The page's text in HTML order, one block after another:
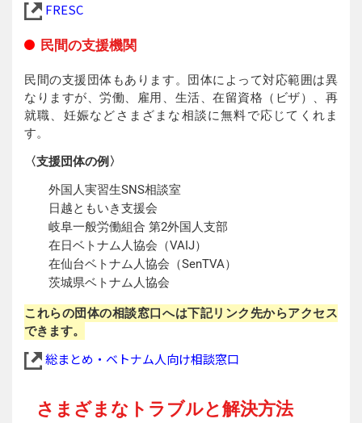
FRESC
民間の支援機関
民間の支援団体もあります。団体によって対応範囲は異
なりますが、労働、雇用、生活、在留資格（ビザ）、再
就職、妊娠などさまざまな相談に無料で応じてくれま
す。
〈支援団体の例〉
外国人実習生SNS相談室
日越ともいき支援会
岐阜一般労働組合 第2外国人支部
在日ベトナム人協会（VAIJ）
在仙台ベトナム人協会（SenTVA）
茨城県ベトナム人協会
これらの団体の相談窓口へは下記リンク先からアクセス
できます。
総まとめ・ベトナム人向け相談窓口
さまざまなトラブルと解決方法